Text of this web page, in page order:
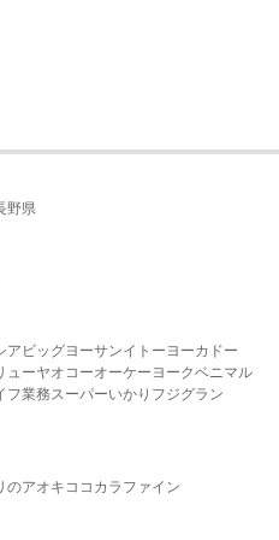
野県
ア ビッグヨーサンイトーヨーカドー
ューヤオコーオーケー ヨークベニマル
フ業務スーパーいかり フジグラン
のアオキ ココカラファイン